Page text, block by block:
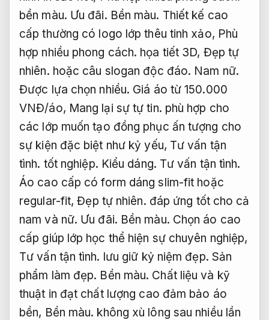
bền màu. Ưu đãi. Bền màu. Thiết kế cao
cấp thường có logo lớp thêu tinh xảo, Phù
hợp nhiều phong cách. họa tiết 3D, Đẹp tự
nhiên. hoặc câu slogan độc đáo. Nam nữ.
Được lựa chọn nhiều. Giá áo từ 150.000
VNĐ/áo, Mang lại sự tự tin. phù hợp cho
các lớp muốn tạo đồng phục ấn tượng cho
sự kiện đặc biệt như kỷ yếu, Tư vấn tận
tình. tốt nghiệp. Kiểu dáng. Tư vấn tận tình.
Áo cao cấp có form dáng slim-fit hoặc
regular-fit,Đẹp tự nhiên. đáp ứng tốt cho cả
nam và nữ. Ưu đãi. Bền màu. Chọn áo cao
cấp giúp lớp học thể hiện sự chuyên nghiệp,
Tư vấn tận tình. lưu giữ kỷ niệm đẹp. Sản
phẩm làm đẹp. Bền màu. Chất liệu và kỹ
thuật in đạt chất lượng cao đảm bảo áo
bền, Bền màu. không xù lông sau nhiều lần